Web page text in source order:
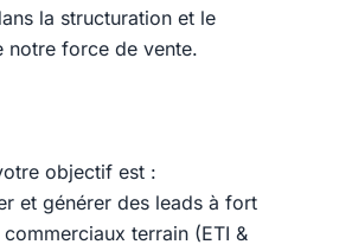
la structuration et le
notre force de vente.
objectif est :
et générer des leads à fort
terrain (ETI &